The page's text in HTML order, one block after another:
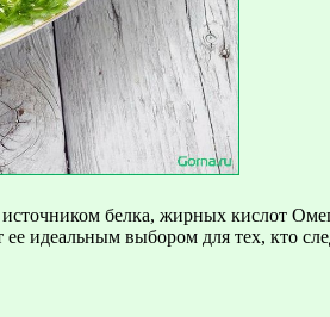
белка, жирных кислот
идеальным выбором для тех, кто